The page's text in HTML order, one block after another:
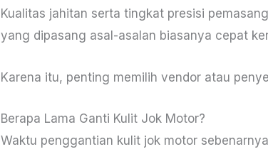
Kualitas jahitan serta tingkat presisi
yang dipasang asal-asalan biasanya cepat
Karena itu, penting memilih vendor atau
Berapa Lama Ganti Kulit Jok Motor?
Waktu penggantian kulit jok motor